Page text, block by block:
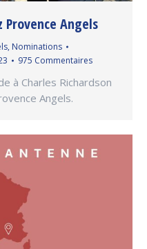
Provence Angels
, Nominations
975 Commentaires
à Charles Richardson
Angels.